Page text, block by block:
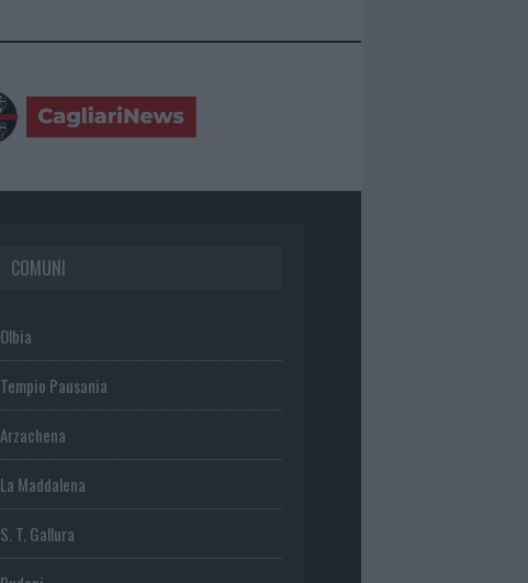
COMUNI
Olbia
Tempio Pausania
Arzachena
La Maddalena
S. T. Gallura